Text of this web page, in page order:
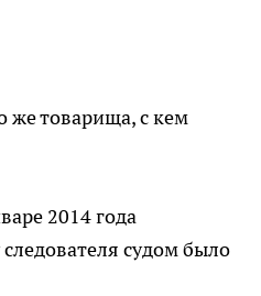
же товарища, с кем
2014 года
судом было